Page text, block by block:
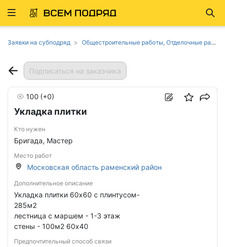
Развернуть
Заявки на субподряд Общестроительные работы, Отделочные работы, Устройство полов, обойные и плиточные работы в Московской области
Подписаться на заказчика
Укладка плитки
100 (+0)
Кто нужен
Бригада, Мастер
Место работ
Московская область раменский район
Дополнительное описание
Укладка плитки 60х60 с плинтусом-
285м2
лестница с маршем - 1-3 этаж
стены - 100м2 60х40
Предпочтительный способ связи